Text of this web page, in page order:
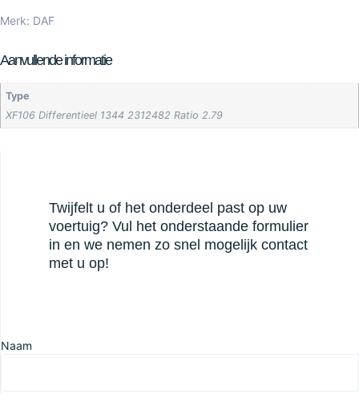
Merk: DAF
Aanvullende informatie
Type
XF106 Differentieel 1344 2312482 Ratio 2.79
Twijfelt u of het onderdeel past op uw
voertuig? Vul het onderstaande formulier
in en we nemen zo snel mogelijk contact
met u op!
Naam